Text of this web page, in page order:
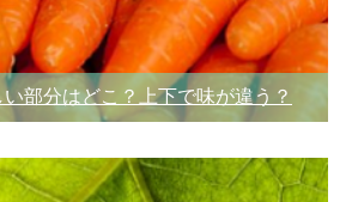
部分はどこ？上下で味が違う？